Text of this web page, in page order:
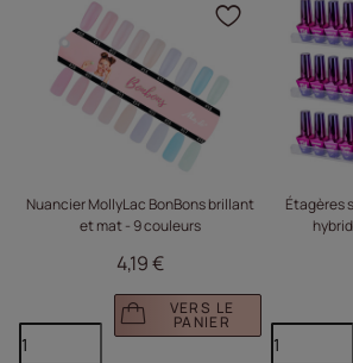
Nuancier MollyLac BonBons brillant
et mat - 9 couleurs
4,19 €
VERS LE
PANIER
Cliquez
Étagères